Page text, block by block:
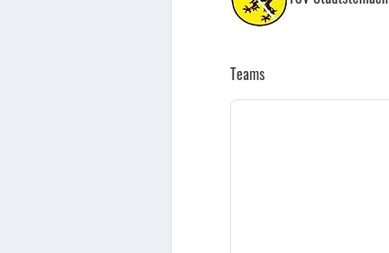
Teams